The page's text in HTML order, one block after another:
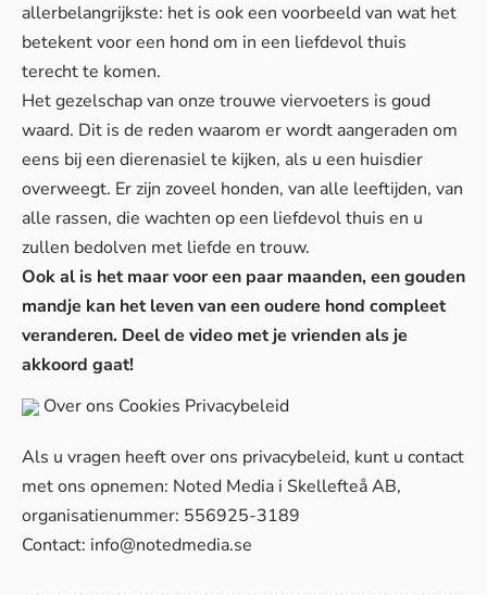
allerbelangrijkste: het is ook een voorbeeld van wat het
betekent voor een hond om in een liefdevol thuis
terecht te komen.
Het gezelschap van onze trouwe viervoeters is goud
waard. Dit is de reden waarom er wordt aangeraden om
eens bij een dierenasiel te kijken, als u een huisdier
overweegt. Er zijn zoveel honden, van alle leeftijden, van
alle rassen, die wachten op een liefdevol thuis en u
zullen bedolven met liefde en trouw.
Ook al is het maar voor een paar maanden, een gouden
mandje kan het leven van een oudere hond compleet
veranderen. Deel de video met je vrienden als je
akkoord gaat!
Over ons Cookies Privacybeleid
Als u vragen heeft over ons privacybeleid, kunt u contact
met ons opnemen: Noted Media i Skellefteå AB,
organisatienummer: 556925-3189
Contact: info@notedmedia.se